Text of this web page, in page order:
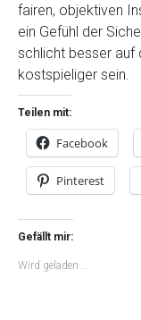
fairen, objektiven
ein Gefühl der
schlicht besser auf
kostspieliger sein.
Teilen mit:
Facebook
Pinterest
Gefällt mir:
Wird geladen …